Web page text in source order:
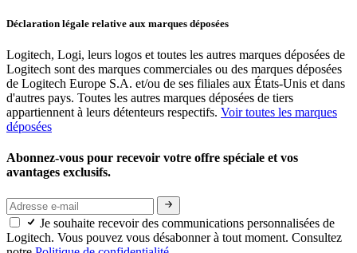
Déclaration légale relative aux marques déposées
Logitech, Logi, leurs logos et toutes les autres marques déposées de
Logitech sont des marques commerciales ou des marques déposées
de Logitech Europe S.A. et/ou de ses filiales aux États-Unis et dans
d'autres pays. Toutes les autres marques déposées de tiers
appartiennent à leurs détenteurs respectifs. Voir toutes les marques
déposées
Abonnez-vous pour recevoir votre offre spéciale et vos
avantages exclusifs.
Je souhaite recevoir des communications personnalisées de
Logitech. Vous pouvez vous désabonner à tout moment. Consultez